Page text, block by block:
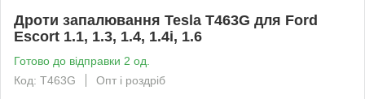
Дроти запалювання Tesla T463G для Ford
Escort 1.1, 1.3, 1.4, 1.4i, 1.6
Готово до відправки 2 од.
Код: T463G
Опт і роздріб